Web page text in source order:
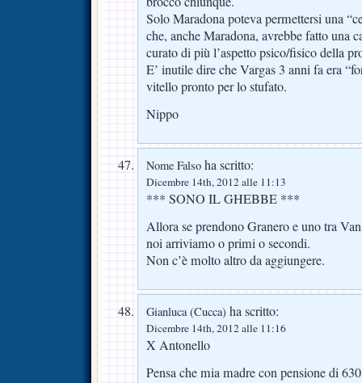
Solo Maradona poteva permettersi una
che, anche Maradona, avrebbe fatto una
curato di più l’aspetto psico/fisico della
E’ inutile dire che Vargas 3 anni fa era
vitello pronto per lo stufato.
Nippo
Nome Falso ha scritto:
Dicembre 14th, 2012 alle 11:13
*** SONO IL GHEBBE ***
Allora se prendono Granero e uno tra
noi arriviamo o primi o secondi.
Non c’è molto altro da aggiungere.
Gianluca (Cucca) ha scritto:
Dicembre 14th, 2012 alle 11:16
X Antonello
Pensa che mia madre con pensione di